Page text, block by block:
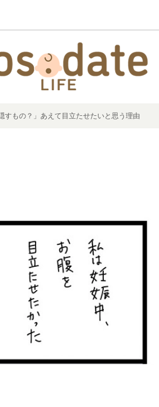
すもの？」あえて目立たせたいと思う理由